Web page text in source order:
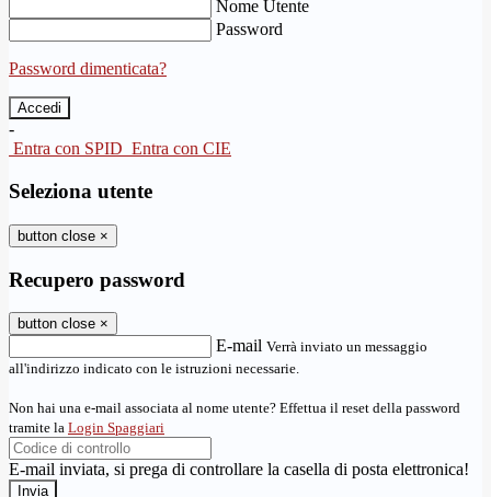
Nome Utente
Password
Password dimenticata?
-
Entra con SPID Entra con CIE
Seleziona utente
button close ×
Recupero password
button close ×
E-mail Verrà inviato un messaggio
all'indirizzo indicato con le istruzioni necessarie.
Non hai una e-mail associata al nome utente? Effettua il reset della password
tramite la Login Spaggiari
E-mail inviata, si prega di controllare la casella di posta elettronica!